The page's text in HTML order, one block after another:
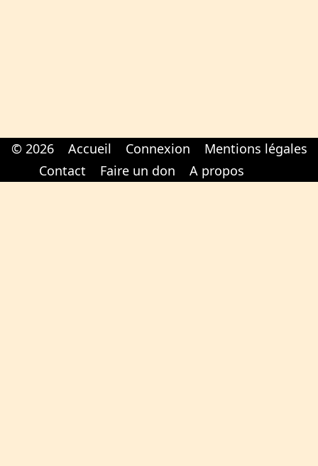
© 2026 Accueil Connexion
Mentions légales
Contact
Faire un don A propos